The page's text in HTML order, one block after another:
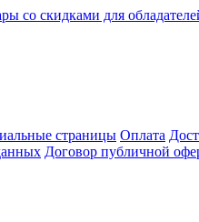
со скидками для
страницы Оплата
Договор публичной